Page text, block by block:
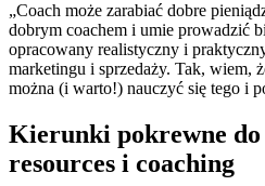
„Coach może zarabiać dobre
dobrym coachem i umie prowadzić
opracowany realistyczny i
marketingu i sprzedaży. Tak, wiem,
można (i warto!) nauczyć się tego i
Kierunki pokrewne
resources i coaching